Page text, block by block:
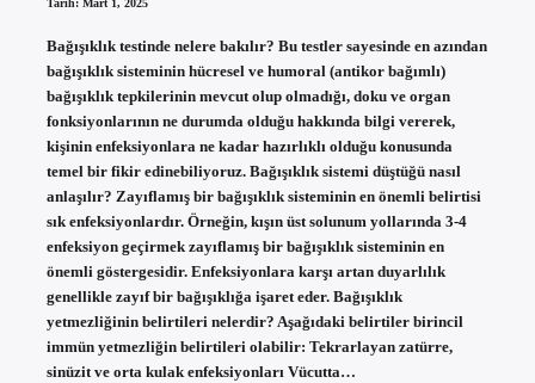
Tarih: Mart 1, 2025
Bağışıklık testinde nelere bakılır? Bu testler sayesinde en azından
bağışıklık sisteminin hücresel ve humoral (antikor bağımlı)
bağışıklık tepkilerinin mevcut olup olmadığı, doku ve organ
fonksiyonlarının ne durumda olduğu hakkında bilgi vererek,
kişinin enfeksiyonlara ne kadar hazırlıklı olduğu konusunda
temel bir fikir edinebiliyoruz. Bağışıklık sistemi düştüğü nasıl
anlaşılır? Zayıflamış bir bağışıklık sisteminin en önemli belirtisi
sık enfeksiyonlardır. Örneğin, kışın üst solunum yollarında 3-4
enfeksiyon geçirmek zayıflamış bir bağışıklık sisteminin en
önemli göstergesidir. Enfeksiyonlara karşı artan duyarlılık
genellikle zayıf bir bağışıklığa işaret eder. Bağışıklık
yetmezliğinin belirtileri nelerdir? Aşağıdaki belirtiler birincil
immün yetmezliğin belirtileri olabilir: Tekrarlayan zatürre,
sinüzit ve orta kulak enfeksiyonları Vücutta…